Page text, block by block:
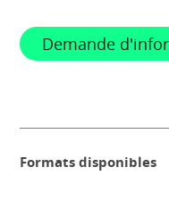
Demande
Formats disponibles